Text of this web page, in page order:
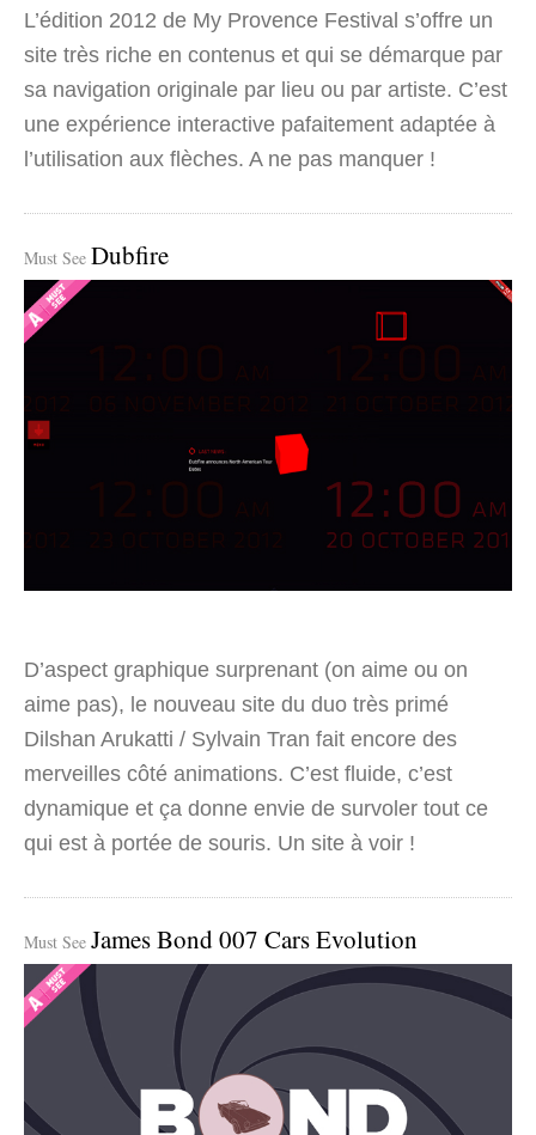
L’édition 2012 de My Provence Festival s’offre un
site très riche en contenus et qui se démarque par
sa navigation originale par lieu ou par artiste. C’est
une expérience interactive pafaitement adaptée à
l’utilisation aux flèches. A ne pas manquer !
Must See Dubfire
D’aspect graphique surprenant (on aime ou on
aime pas), le nouveau site du duo très primé
Dilshan Arukatti / Sylvain Tran fait encore des
merveilles côté animations. C’est fluide, c’est
dynamique et ça donne envie de survoler tout ce
qui est à portée de souris. Un site à voir !
Must See James Bond 007 Cars Evolution